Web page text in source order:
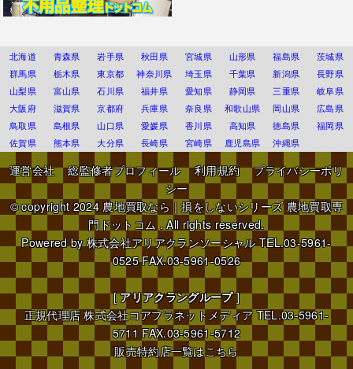
北海道 青森県 岩手県 秋田県 宮城県 山形県 福島県
茨城県
群馬県
栃木県 東京都 神奈川県 埼玉県 千葉県 新潟県
長野県
山梨県
富山県 石川県 福井県 愛知県 静岡県 三重県
岐阜県
大阪府
滋賀県 京都府 兵庫県 奈良県 和歌山県 岡山県
広島県
鳥取県
島根県 山口県 愛媛県 香川県 高知県 徳島県
福岡県
佐賀県
熊本県 大分県 長崎県 宮崎県 鹿児島県 沖縄県
運営会社 総監修者プロフィール 利用規約
プライバシーポリ
シー
© copyright 2024農地買取なら｜損をしないシリーズ 農地買取専
門ドットコム . All rights reserved.
Powered by株式会社アリアクランソーシャルTEL.03-5961-
0525 FAX.03-5961-0526
[アリアクラングループ]
正規代理店株式会社コアプラネットメディア TEL.03-5961-
5711 FAX.03-5961-5712
販売特約店一覧はこちら